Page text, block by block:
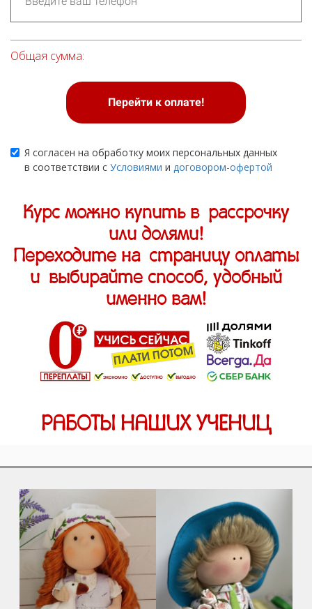
Общая сумма:
Перейти к оплате!
Я согласен на обработку моих персональных данных
в соответствии с Условиями и договором-офертой
Курс можно купить в рассрочку
или долями!
Переходите на страницу оплаты
и выбирайте способ, удобный
именно вам!
РАБОТЫ НАШИХ УЧЕНИЦ